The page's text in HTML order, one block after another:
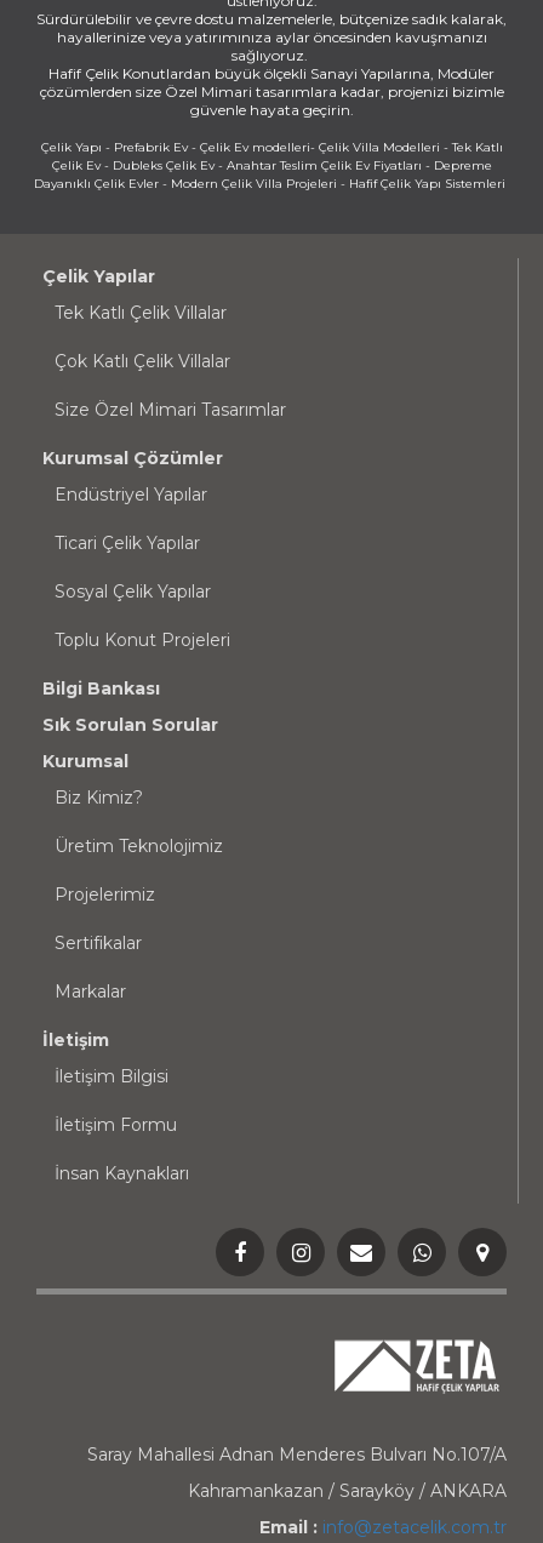
Sürdürülebilir ve çevre dostu malzemelerle, bütçenize sadık kalarak,
hayallerinize veya yatırımınıza aylar öncesinden kavuşmanızı
sağlıyoruz.
Hafif Çelik Konutlardan büyük ölçekli Sanayi Yapılarına, Modüler
çözümlerden size Özel Mimari tasarımlara kadar, projenizi bizimle
güvenle hayata geçirin.
Çelik Yapı - Prefabrik Ev - Çelik Ev modelleri- Çelik Villa Modelleri - Tek Katlı
Çelik Ev - Dubleks Çelik Ev - Anahtar Teslim Çelik Ev Fiyatları - Depreme
Dayanıklı Çelik Evler - Modern Çelik Villa Projeleri - Hafif Çelik Yapı Sistemleri
Çelik Yapılar
Tek Katlı Çelik Villalar
Çok Katlı Çelik Villalar
Size Özel Mimari Tasarımlar
Kurumsal Çözümler
Endüstriyel Yapılar
Ticari Çelik Yapılar
Sosyal Çelik Yapılar
Toplu Konut Projeleri
Bilgi Bankası
Sık Sorulan Sorular
Kurumsal
Biz Kimiz?
Üretim Teknolojimiz
Projelerimiz
Sertifikalar
Markalar
İletişim
İletişim Bilgisi
İletişim Formu
İnsan Kaynakları
Saray Mahallesi Adnan Menderes Bulvarı No.107/A
Kahramankazan / Sarayköy / ANKARA
Email : info@zetacelik.com.tr